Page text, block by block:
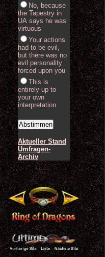
No, because
the Tapestry in
UA says he was
virtuous
Your actions
had to be evil,
but there was no
evil personality
forced upon you
This is
entirely up to
your own
interpretation
Aktueller Stand
Umfragen-
Archiv